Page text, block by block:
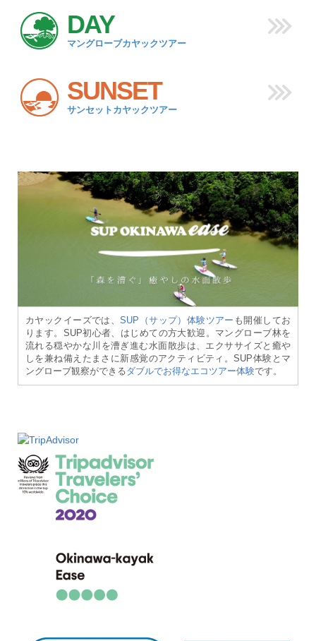
DAY
マングローブカヤックツアー
SUNSET
サンセットカヤックツアー
カヤックイーズでは、SUP（サップ）体験ツアー も開催してお
ります。SUP初心者、はじめての方大歓迎。マングローブ林を
流れる穏やかな川を漕ぎ進む水面散歩は、エクササイズと癒や
しを兼ね備えたまさに新感覚のアクティビティ。SUP体験とマ
ングローブ観察ができるダブルでお得なエコツアー体験です。